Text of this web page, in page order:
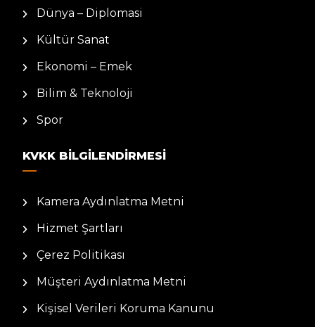
Dünya – Diplomasi
Kültür Sanat
Ekonomi – Emek
Bilim & Teknoloji
Spor
KVKK BILGILENDIRMESI
Kamera Aydınlatma Metni
Hizmet Şartları
Çerez Politikası
Müşteri Aydınlatma Metni
Kişisel Verileri Koruma Kanunu